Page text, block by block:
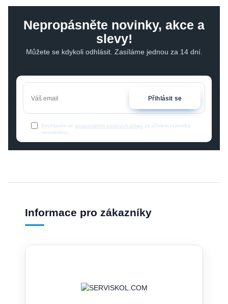
Nepropásněte novinky, akce a
slevy!
Můžete se kdykoli odhlásit. Zasíláme jednou za 14 dní.
Přihlásit se
Souhlasím se zpracováním osobních údajů za účelem rozesílky
newsletteru.
Informace pro zákazníky